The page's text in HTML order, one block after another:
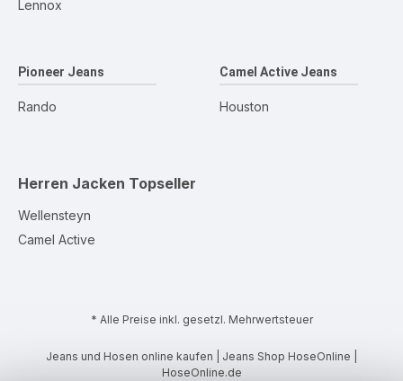
Lennox
Pioneer Jeans
Rando
Camel Active Jeans
Houston
Herren Jacken Topseller
Wellensteyn
Camel Active
* Alle Preise inkl. gesetzl. Mehrwertsteuer
Jeans und Hosen online kaufen | Jeans Shop HoseOnline |
HoseOnline.de